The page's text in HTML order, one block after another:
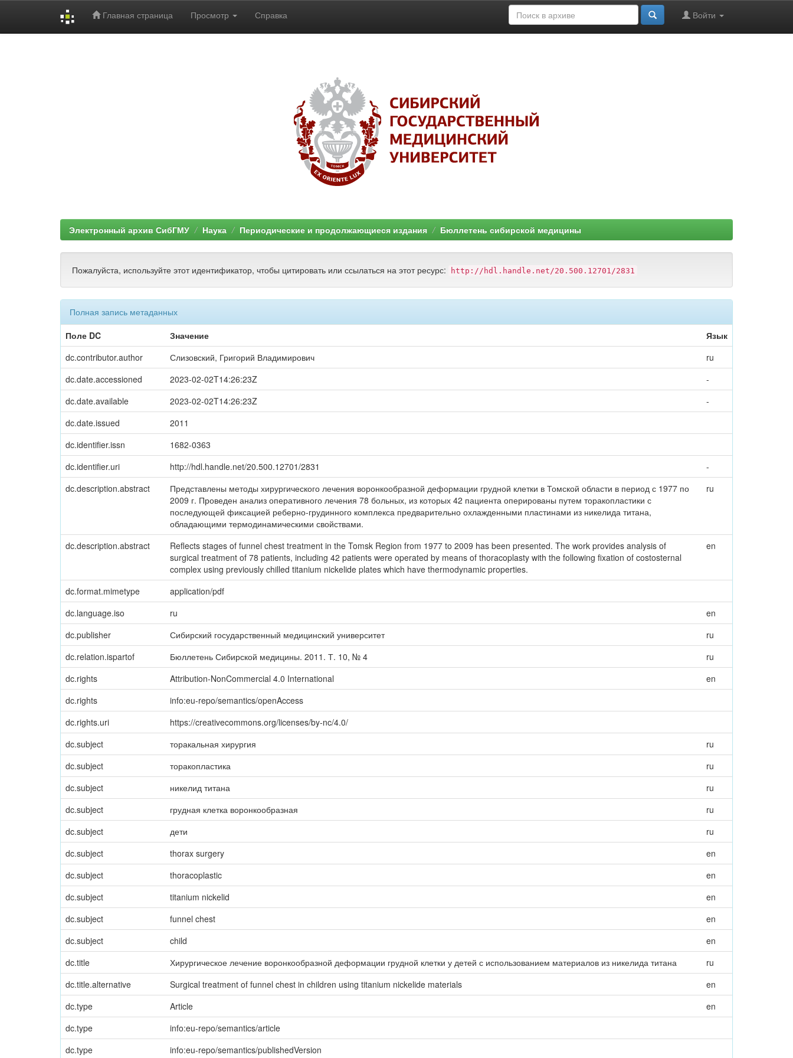
Главная страница Просмотр Справка Войти
Электронный архив СибГМУ Наука Периодические и продолжающиеся издания Бюллетень сибирской медицины
Пожалуйста, используйте этот идентификатор, чтобы цитировать или ссылаться на этот ресурс: http://hdl.handle.net/20.500.12701/2831
Полная запись метаданных
Поле DC
Значение
Язык
dc.contributor.author
Слизовский, Григорий Владимирович
ru
dc.date.accessioned
2023-02-02T14:26:23Z
-
dc.date.available
2023-02-02T14:26:23Z
-
dc.date.issued
2011
dc.identifier.issn
1682-0363
dc.identifier.uri
http://hdl.handle.net/20.500.12701/2831
-
dc.description.abstract
Представлены методы хирургического лечения воронкообразной деформации грудной клетки в Томской области в период с 1977 по
2009 г. Проведен анализ оперативного лечения 78 больных, из которых 42 пациента оперированы путем торакопластики с
последующей фиксацией реберно-грудинного комплекса предварительно охлажденными пластинами из никелида титана,
обладающими термодинамическими свойствами.
ru
dc.description.abstract
Reflects stages of funnel chest treatment in the Tomsk Region from 1977 to 2009 has been presented. The work provides analysis of
surgical treatment of 78 patients, including 42 patients were operated by means of thoracoplasty with the following fixation of costosternal
complex using previously chilled titanium nickelide plates which have thermodynamic properties.
en
dc.format.mimetype
application/pdf
dc.language.iso
ru
en
dc.publisher
Сибирский государственный медицинский университет
ru
dc.relation.ispartof
Бюллетень Сибирской медицины. 2011. Т. 10, № 4
ru
dc.rights
Attribution-NonCommercial 4.0 International
en
dc.rights
info:eu-repo/semantics/openAccess
dc.rights.uri
https://creativecommons.org/licenses/by-nc/4.0/
dc.subject
торакальная хирургия
ru
dc.subject
торакопластика
ru
dc.subject
никелид титана
ru
dc.subject
грудная клетка воронкообразная
ru
dc.subject
дети
ru
dc.subject
thorax surgery
en
dc.subject
thoracoplastic
en
dc.subject
titanium nickelid
en
dc.subject
funnel chest
en
dc.subject
child
en
dc.title
Хирургическое лечение воронкообразной деформации грудной клетки у детей с использованием материалов из никелида титана
ru
dc.title.alternative
Surgical treatment of funnel chest in children using titanium nickelide materials
en
dc.type
Article
en
dc.type
info:eu-repo/semantics/article
dc.type
info:eu-repo/semantics/publishedVersion